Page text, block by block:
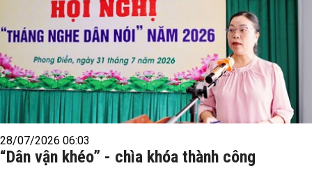
28/07/2026 06:03
“Dân vận khéo” - chìa khóa thành công